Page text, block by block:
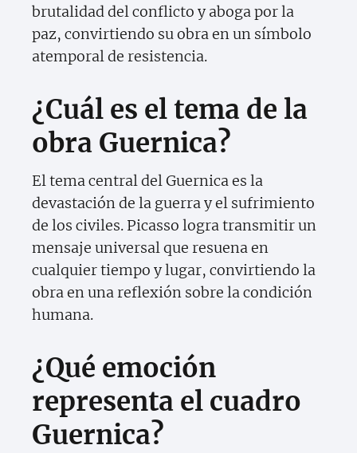
brutalidad del conflicto y aboga por la
paz, convirtiendo su obra en un símbolo
atemporal de resistencia.
¿Cuál es el tema de la
obra Guernica?
El tema central del Guernica es la
devastación de la guerra y el sufrimiento
de los civiles. Picasso logra transmitir un
mensaje universal que resuena en
cualquier tiempo y lugar, convirtiendo la
obra en una reflexión sobre la condición
humana.
¿Qué emoción
representa el cuadro
Guernica?